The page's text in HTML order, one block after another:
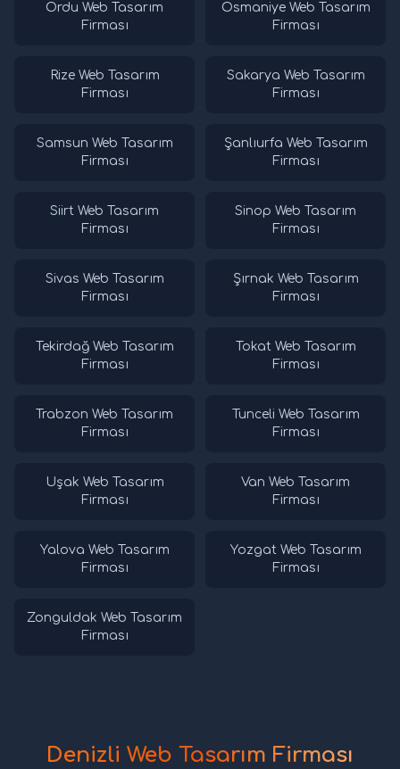
Ordu Web Tasarım
Firması
Osmaniye Web Tasarım
Firması
Rize Web Tasarım
Firması
Sakarya Web Tasarım
Firması
Samsun Web Tasarım
Firması
Şanlıurfa Web Tasarım
Firması
Siirt Web Tasarım
Firması
Sinop Web Tasarım
Firması
Sivas Web Tasarım
Firması
Şırnak Web Tasarım
Firması
Tekirdağ Web Tasarım
Firması
Tokat Web Tasarım
Firması
Trabzon Web Tasarım
Firması
Tunceli Web Tasarım
Firması
Uşak Web Tasarım
Firması
Van Web Tasarım
Firması
Yalova Web Tasarım
Firması
Yozgat Web Tasarım
Firması
Zonguldak Web Tasarım
Firması
Denizli Web Tasarım Firması